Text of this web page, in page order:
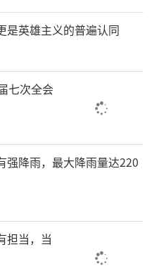
英雄主义的普遍认同
七次全会
强降雨，最大降雨量达220
担当，当